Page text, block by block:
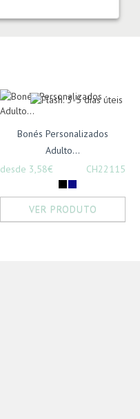
Bonés Personalizados
Adulto...
desde 3,58€
CH22115
VER PRODUTO